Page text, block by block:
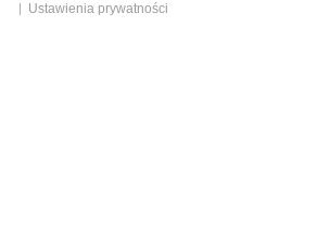
Ustawienia prywatności